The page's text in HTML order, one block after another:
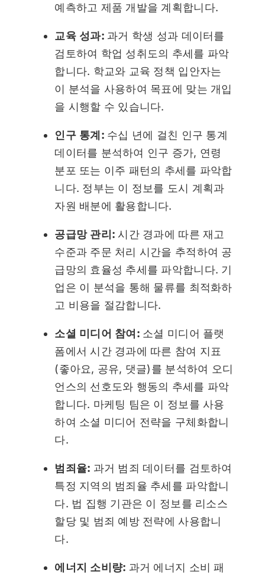
예측하고 제품 개발을 계획합니다.
교육 성과: 과거 학생 성과 데이터를
검토하여 학업 성취도의 추세를 파악
합니다. 학교와 교육 정책 입안자는
이 분석을 사용하여 목표에 맞는 개입
을 시행할 수 있습니다.
인구 통계: 수십 년에 걸친 인구 통계
데이터를 분석하여 인구 증가, 연령
분포 또는 이주 패턴의 추세를 파악합
니다. 정부는 이 정보를 도시 계획과
자원 배분에 활용합니다.
공급망 관리: 시간 경과에 따른 재고
수준과 주문 처리 시간을 추적하여 공
급망의 효율성 추세를 파악합니다. 기
업은 이 분석을 통해 물류를 최적화하
고 비용을 절감합니다.
소셜 미디어 참여: 소셜 미디어 플랫
폼에서 시간 경과에 따른 참여 지표
(좋아요, 공유, 댓글)를 분석하여 오디
언스의 선호도와 행동의 추세를 파악
합니다. 마케팅 팀은 이 정보를 사용
하여 소셜 미디어 전략을 구체화합니
다.
범죄율: 과거 범죄 데이터를 검토하여
특정 지역의 범죄율 추세를 파악합니
다. 법 집행 기관은 이 정보를 리소스
할당 및 범죄 예방 전략에 사용합니
다.
에너지 소비량: 과거 에너지 소비 패